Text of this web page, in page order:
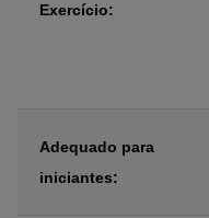
Exercício:
Adequado para
iniciantes: